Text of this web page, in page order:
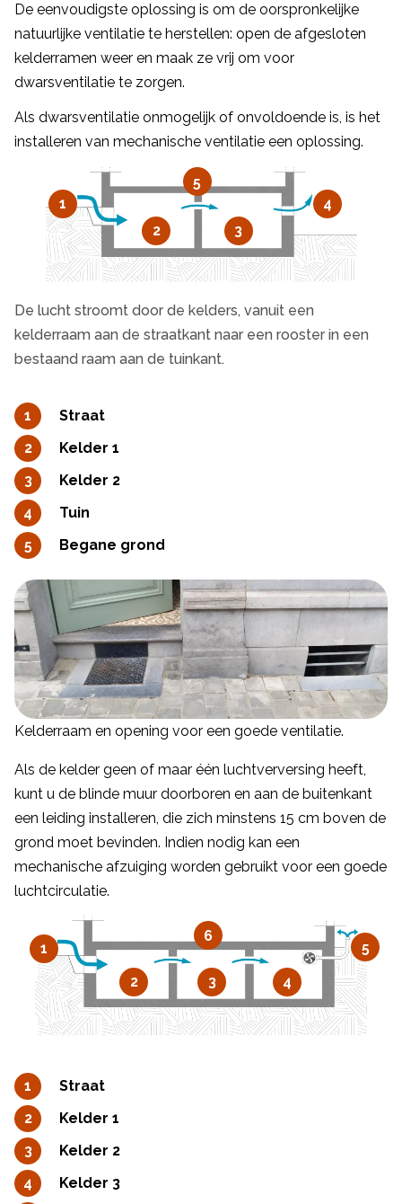
De eenvoudigste oplossing is om de oorspronkelijke
natuurlijke ventilatie te herstellen: open de afgesloten
kelderramen weer en maak ze vrij om voor
dwarsventilatie te zorgen.
Als dwarsventilatie onmogelijk of onvoldoende is, is het
installeren van mechanische ventilatie een oplossing.
1
2
3
4
5
De lucht stroomt door de kelders, vanuit een
kelderraam aan de straatkant naar een rooster in een
bestaand raam aan de tuinkant.
Straat
Kelder 1
Kelder 2
Tuin
Begane grond
Kelderraam en opening voor een goede ventilatie.
Als de kelder geen of maar één luchtverversing heeft,
kunt u de blinde muur doorboren en aan de buitenkant
een leiding installeren, die zich minstens 15 cm boven de
grond moet bevinden. Indien nodig kan een
mechanische afzuiging worden gebruikt voor een goede
luchtcirculatie.
1
2
3 4
5
6
Straat
Kelder 1
Kelder 2
Kelder 3